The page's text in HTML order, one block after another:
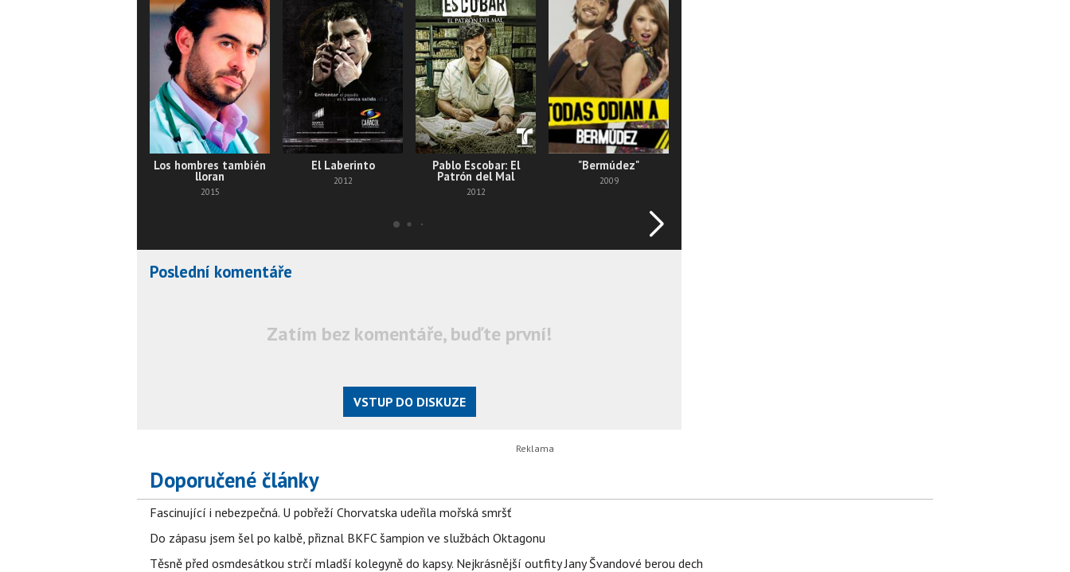
Los hombres también
lloran
2015
El Laberinto
2012
Pablo Escobar: El
Patrón del Mal
2012
"Bermúdez"
2009
Poslední komentáře
Zatím bez komentáře, buďte první!
VSTUP DO DISKUZE
Doporučené články
Fascinující i nebezpečná. U pobřeží Chorvatska udeřila mořská smršť
Do zápasu jsem šel po kalbě, přiznal BKFC šampion ve službách Oktagonu
Těsně před osmdesátkou strčí mladší kolegyně do kapsy. Nejkrásnější outfity Jany Švandové berou dech